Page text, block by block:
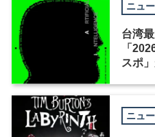
ニュ
台湾
「
スポ
ニュ